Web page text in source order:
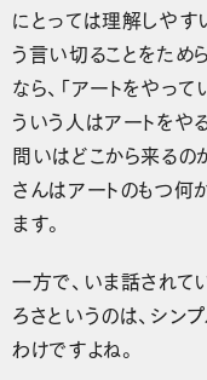
にとっては理解しやす
う言い切ることをため
なら、「アートをやっ
ういう人はアートをや
問いはどこから来るの
さんはアートのもつ何
ます。
一方で、いま話されて
ろさというのは、シン
わけですよね。